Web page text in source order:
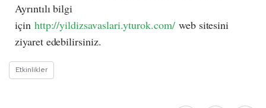
Ayrıntılı bilgi
için http://yildizsavaslari.yturok.com/web sitesini
ziyaret edebilirsiniz.
Etkinlikler